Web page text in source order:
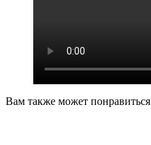
Вам также может понравиться